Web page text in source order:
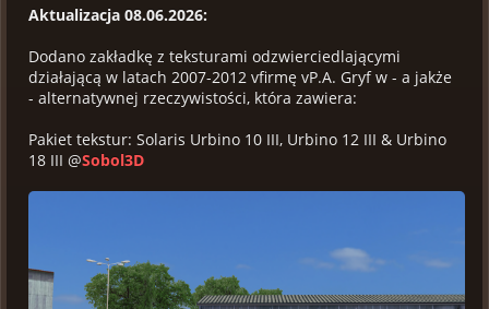
Aktualizacja 08.06.2026:
Dodano zakładkę z teksturami odzwierciedlającymi
działającą w latach 2007-2012 vfirmę vP.A. Gryf w - a jakże
- alternatywnej rzeczywistości, która zawiera:
Pakiet tekstur: Solaris Urbino 10 III, Urbino 12 III & Urbino
18 III @Sobol3D